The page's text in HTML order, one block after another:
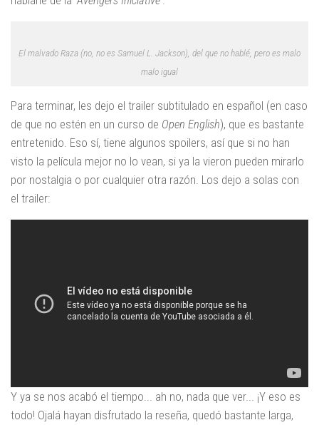
El malvado Raza (no, no es Samuel L. Jackson), del que no hablé, pero es malo
malo igual
Para terminar, les dejo el trailer subtitulado en español (en caso
de que no estén en un curso de Open English), que es bastante
entretenido. Eso sí, tiene algunos spoilers, así que si no han
visto la película mejor no lo vean, si ya la vieron pueden mirarlo
por nostalgia o por cualquier otra razón. Los dejo a solas con
el trailer:
Y ya se nos acabó el tiempo... ah no, nada que ver... ¡Y eso es
todo! Ojalá hayan disfrutado la reseña, quedó bastante larga,